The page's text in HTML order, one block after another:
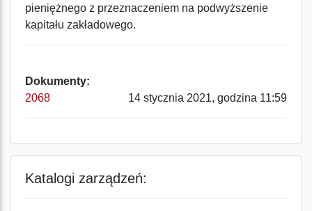
pieniężnego z przeznaczeniem na podwyższenie
kapitału zakładowego.
Dokumenty:
2068
14 stycznia 2021, godzina 11:59
Katalogi zarządzeń: